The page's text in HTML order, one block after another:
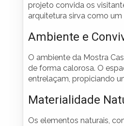
projeto convida os
arquitetura sirva como um
Ambiente e
O ambiente da Mostra
de forma calorosa. O
entrelaçam, propiciando
Materialidade
Os elementos naturais,